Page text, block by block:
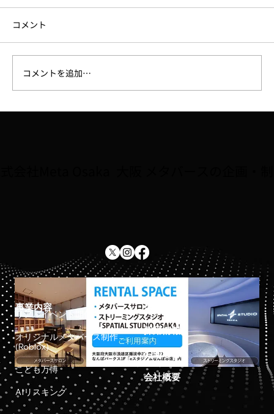
コメント
コメントを追加…
事業内容
リアルイベント開催
オリジナルメタバース制作
(Roblox)
こども万博
AIリスキング
ホーム
採用情報
お知らせ
会社概要